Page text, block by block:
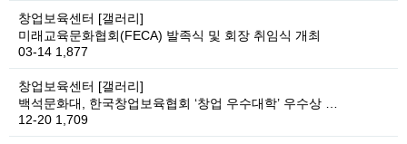
창업보육센터 [갤러리]
미래교육문화협회(FECA) 발족식 및 회장 취임식 개최
03-14 1,877
창업보육센터 [갤러리]
백석문화대, 한국창업보육협회 ‘창업 우수대학’ 우수상 …
12-20 1,709